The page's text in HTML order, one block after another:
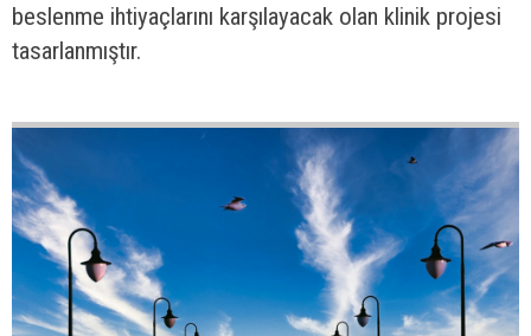
ÖSYM SINAV
MERKEZİ
Gençlerimize yaşadıkları şehirde sınava girme kolaylığı
sağlamak amacıyla ilçemize sınav merkezi statüsü
kazandırılacaktır.